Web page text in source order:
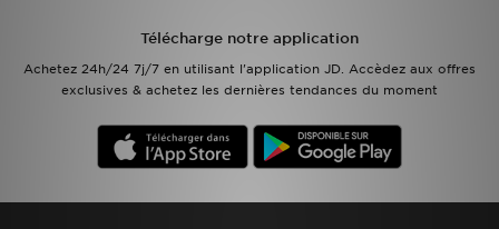
Télécharge notre application
Achetez 24h/24 7j/7 en utilisant l'application JD. Accèdez aux offres
exclusives & achetez les dernières tendances du moment
Service client
Nos Magasins